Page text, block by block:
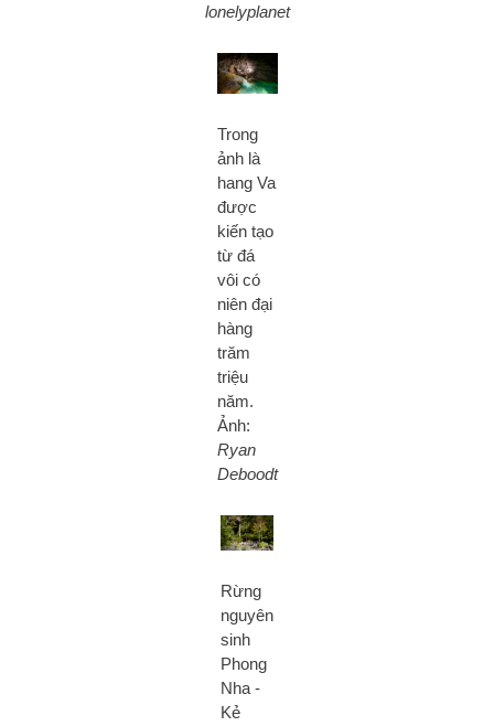
lonelyplanet
Trong
ảnh là
hang Va
được
kiến tạo
từ đá
vôi có
niên đại
hàng
trăm
triệu
năm.
Ảnh:
Ryan
Deboodt
Rừng
nguyên
sinh
Phong
Nha -
Kẻ